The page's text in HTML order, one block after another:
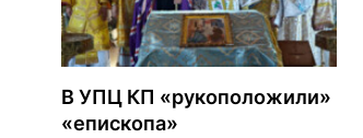
В УПЦ КП «рукоположили»
«епископа»